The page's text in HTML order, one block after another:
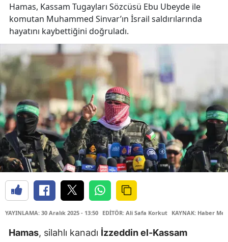
Hamas, Kassam Tugayları Sözcüsü Ebu Ubeyde ile
komutan Muhammed Sinvar’ın İsrail saldırılarında
hayatını kaybettiğini doğruladı.
YAYINLAMA: 30 Aralık 2025 - 13:50 EDİTÖR: Ali Safa Korkut KAYNAK: Haber
Hamas, silahlı kanadı İzzeddin el-Kassam